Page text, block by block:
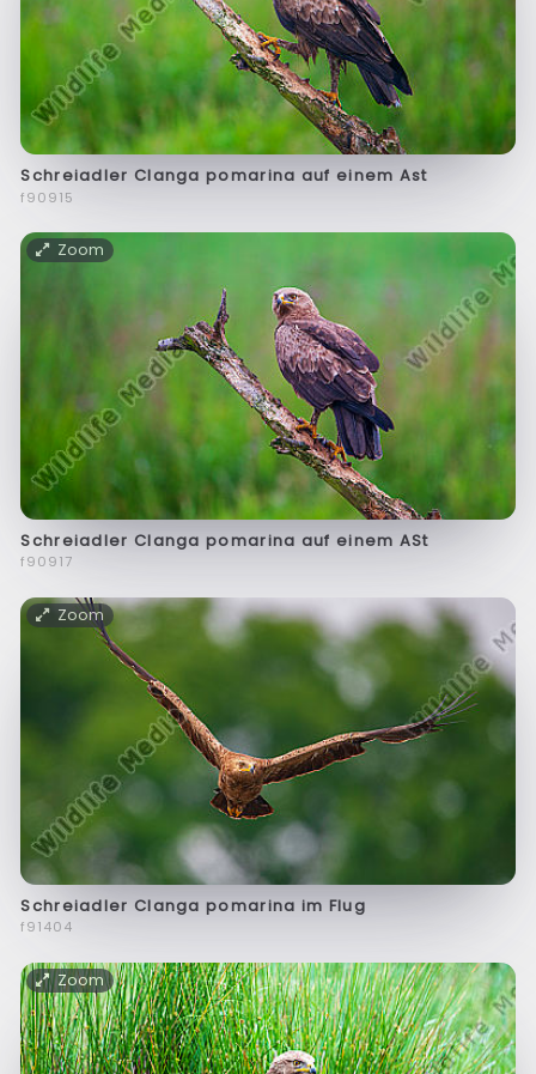
Schreiadler Clanga pomarina auf einem Ast
f90915
Zoom
Schreiadler Clanga pomarina auf einem ASt
f90917
Zoom
Schreiadler Clanga pomarina im Flug
f91404
Zoom